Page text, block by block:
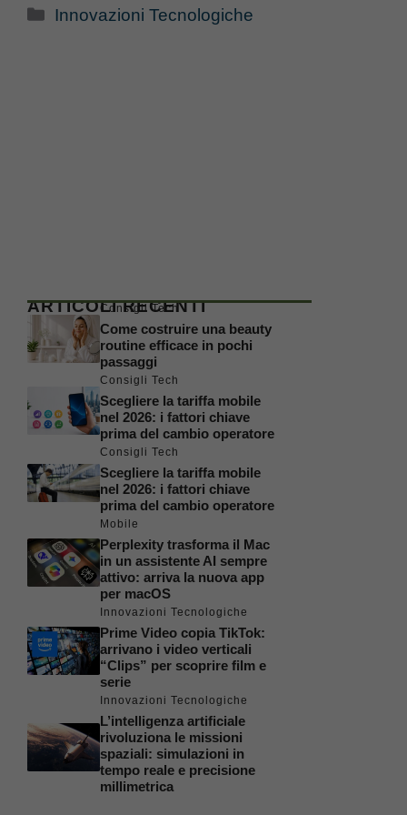
Categorie
Innovazioni Tecnologiche
ARTICOLI RECENTI
Consigli Tech
Come costruire una beauty
routine efficace in pochi
passaggi
Consigli Tech
Scegliere la tariffa mobile
nel 2026: i fattori chiave
prima del cambio operatore
Consigli Tech
Scegliere la tariffa mobile
nel 2026: i fattori chiave
prima del cambio operatore
Mobile
Perplexity trasforma il Mac
in un assistente AI sempre
attivo: arriva la nuova app
per macOS
Innovazioni Tecnologiche
Prime Video copia TikTok:
arrivano i video verticali
“Clips” per scoprire film e
serie
Innovazioni Tecnologiche
L’intelligenza artificiale
rivoluziona le missioni
spaziali: simulazioni in
tempo reale e precisione
millimetrica